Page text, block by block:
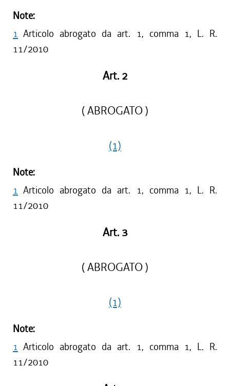
Note:
1 Articolo abrogato da art. 1, comma 1, L. R.
11/2010
Art. 2
( ABROGATO )
(1)
Note:
1 Articolo abrogato da art. 1, comma 1, L. R.
11/2010
Art. 3
( ABROGATO )
(1)
Note:
1 Articolo abrogato da art. 1, comma 1, L. R.
11/2010